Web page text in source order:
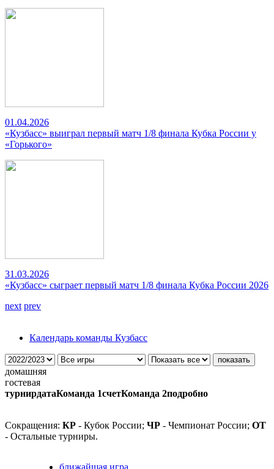
01.04.2026
«Кузбасс» выиграл первый матч 1/8 финала Кубка России у
«Горького»
31.03.2026
«Кузбасс» сыграет первый матч 1/8 финала Кубка России 2026
next prev
Календарь команды Кузбасс
домашняя
гостевая
турнирдатаКоманда 1счетКоманда 2подробно
Сокращения: КР - Кубок России; ЧР - Чемпионат России; ОТ
- Остальные турниры.
ближайшая игра